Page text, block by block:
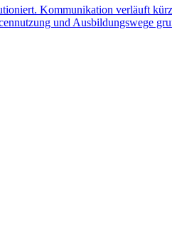
Kommunikation verläuft
und Ausbildungswege